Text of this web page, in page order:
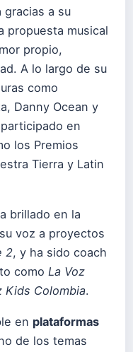
a su
propuesta musical
propio,
A lo largo de su
como
Danny Ocean y
en
los Premios
Tierra y Latin
brillado en la
voz a proyectos
2, y ha sido coach
como La Voz
Kids Colombia.
en plataformas
de los temas